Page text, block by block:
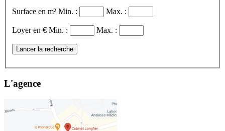
Surface en m² Min. : Max. :
Loyer en € Min. : Max. :
Lancer la recherche
L'agence